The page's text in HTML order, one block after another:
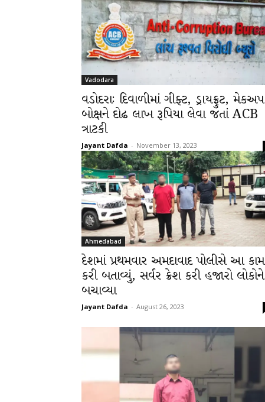
Vadodara
વડોદરાઃ દિવાળીમાં ગીફ્ટ, ડ્રાયફ્રુટ, મેકઅપ
બોક્ષને દોઢ લાખ રૂપિયા લેવા જતાં ACB
ત્રાટકી
Jayant Dafda - November 13, 2023
Ahmedabad
દેશમાં પ્રથમવાર અમદાવાદ પોલીસે આ કામ
કરી બતાવ્યું, સર્વર ક્રેશ કરી હજારો લોકોને
બચાવ્યા
Jayant Dafda - August 26, 2023